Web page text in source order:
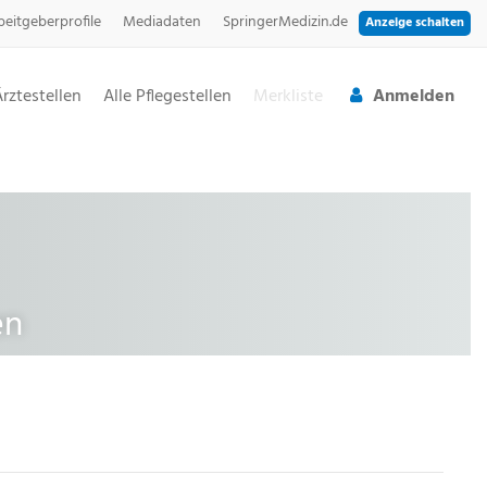
Anzeige schalten
Mediadaten SpringerMedizin.de
Anmelden
Alle Pflegestellen Merkliste